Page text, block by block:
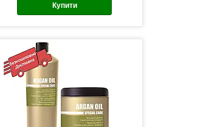
Купити